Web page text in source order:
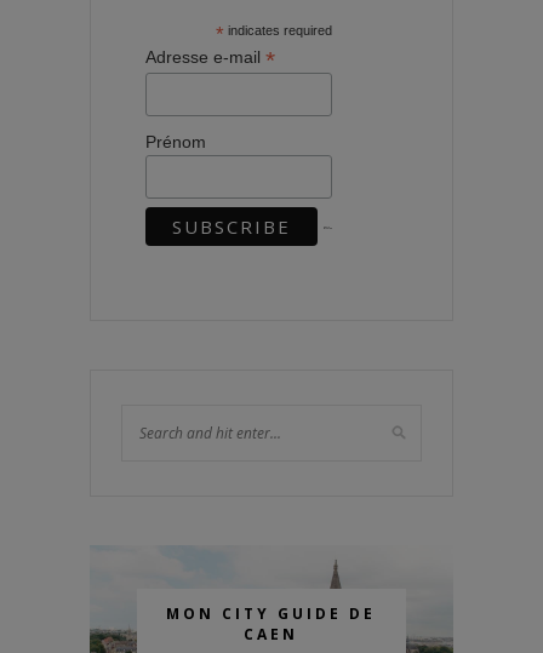
* indicates required
Adresse e-mail *
Prénom
MON CITY GUIDE DE
CAEN